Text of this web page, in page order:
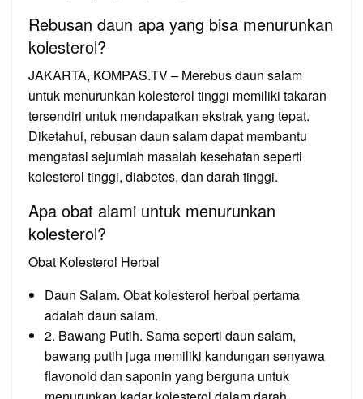
Rebusan daun apa yang bisa menurunkan
kolesterol?
JAKARTA, KOMPAS.TV – Merebus daun salam
untuk menurunkan kolesterol tinggi memiliki takaran
tersendiri untuk mendapatkan ekstrak yang tepat.
Diketahui, rebusan daun salam dapat membantu
mengatasi sejumlah masalah kesehatan seperti
kolesterol tinggi, diabetes, dan darah tinggi.
Apa obat alami untuk menurunkan
kolesterol?
Obat Kolesterol Herbal
Daun Salam. Obat kolesterol herbal pertama
adalah daun salam.
2. Bawang Putih. Sama seperti daun salam,
bawang putih juga memiliki kandungan senyawa
flavonoid dan saponin yang berguna untuk